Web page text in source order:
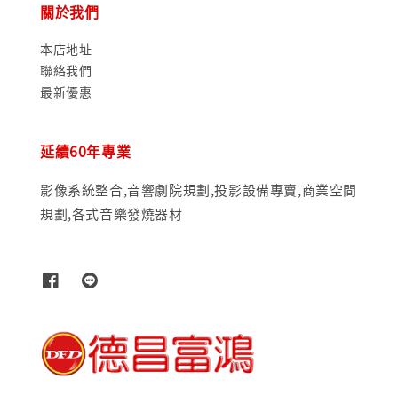
關於我們
本店地址
聯絡我們
最新優惠
延續60年專業
影像系統整合,音響劇院規劃,投影設備專賣,商業空間
規劃,各式音樂發燒器材